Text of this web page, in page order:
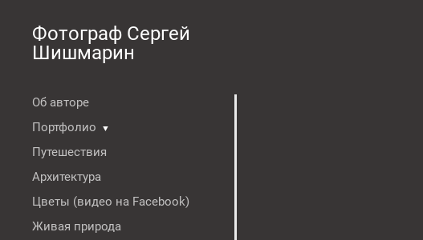
Фотограф Сергей
Шишмарин
Об авторе
Портфолио
▼
Путешествия
Архитектура
Цветы (видео на Facebook)
Живая природа